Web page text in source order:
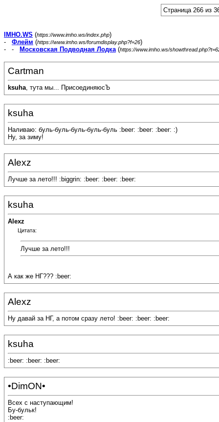
Страница 266 из
IMHO.WS (https://www.imho.ws/index.php)
- Флейм (https://www.imho.ws/forumdisplay.php?f=26)
- -
Московская Подводная Лодка(https://www.imho.ws/
Cartman
ksuha, тута мы... ПрисоединяюсЪ
ksuha
Наливаю: буль-буль-буль-буль-буль :beer: :beer: :beer: :)
Ну, за зиму!
Alexz
Лучше за лето!!! :biggrin: :beer: :beer: :beer:
ksuha
Alexz
Цитата:
Лучше за лето!!!
А как же НГ??? :beer:
Alexz
Ну давай за НГ, а потом сразу лето! :beer: :beer: :beer:
ksuha
:beer: :beer: :beer:
•DimON•
Всех с наступающим!
Бу-бульк!
:beer: